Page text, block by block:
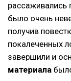
было очень
получив
покалеченных
завершили и
материала